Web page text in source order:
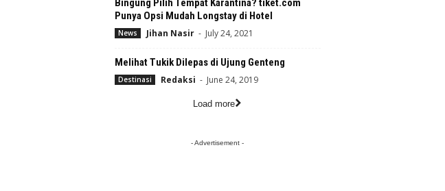
Bingung Pilih Tempat Karantina? tiket.com
Punya Opsi Mudah Longstay di Hotel
News Jihan Nasir - July 24, 2021
Melihat Tukik Dilepas di Ujung Genteng
Destinasi Redaksi - June 24, 2019
Load more
- Advertisement -